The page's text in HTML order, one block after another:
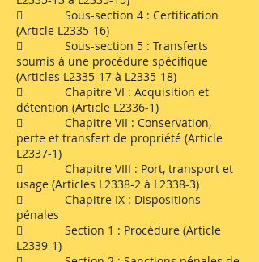
 Sous-section 4 : Certification
(Article L2335-16)
 Sous-section 5 : Transferts
soumis à une procédure spécifique
(Articles L2335-17 à L2335-18)
 Chapitre VI : Acquisition et
détention (Article L2336-1)
 Chapitre VII : Conservation,
perte et transfert de propriété (Article
L2337-1)
 Chapitre VIII : Port, transport et
usage (Articles L2338-2 à L2338-3)
 Chapitre IX : Dispositions
pénales
 Section 1 : Procédure (Article
L2339-1)